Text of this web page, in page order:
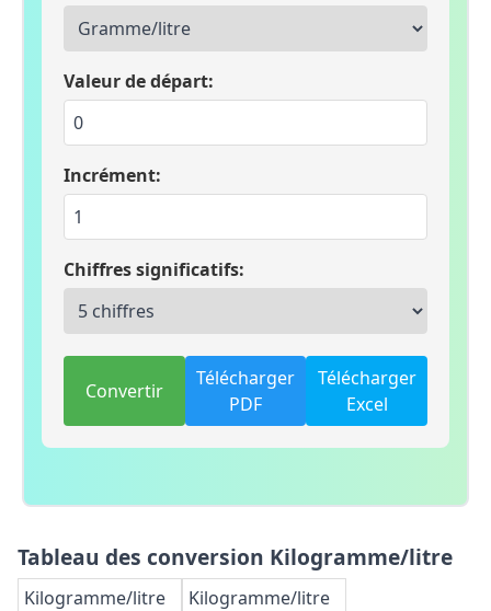
Valeur de départ:
Incrément:
Chiffres significatifs:
Convertir
Télécharger
PDF
Télécharger
Excel
Tableau des conversion Kilogramme/litre
Kilogramme/litre
Kilogramme/litre